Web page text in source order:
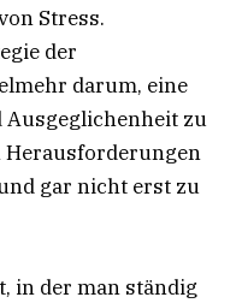
Stress.
der
darum, eine
zu
gar nicht erst zu
in der man ständig